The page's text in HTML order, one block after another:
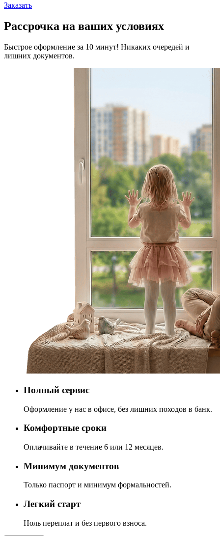
Заказать
Рассрочка на ваших условиях
Быстрое оформление за 10 минут! Никаких очередей и
лишних документов.
Полный сервис
Оформление у нас в офисе, без лишних походов в банк.
Комфортные сроки
Оплачивайте в течение 6 или 12 месяцев.
Минимум документов
Только паспорт и минимум формальностей.
Легкий старт
Ноль переплат и без первого взноса.